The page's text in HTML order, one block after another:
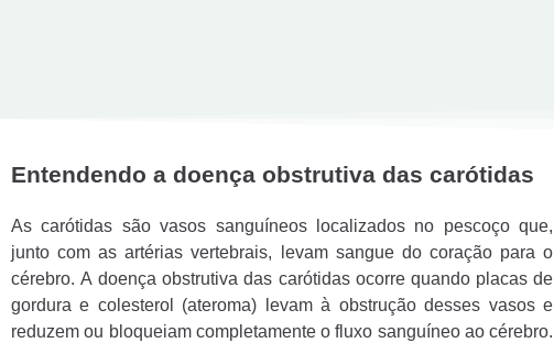
Entendendo a doença obstrutiva das carótidas
As carótidas são vasos sanguíneos localizados no pescoço que,
junto com as artérias vertebrais, levam sangue do coração para o
cérebro. A doença obstrutiva das carótidas ocorre quando placas de
gordura e colesterol (ateroma) levam à obstrução desses vasos e
reduzem ou bloqueiam completamente o fluxo sanguíneo ao cérebro.